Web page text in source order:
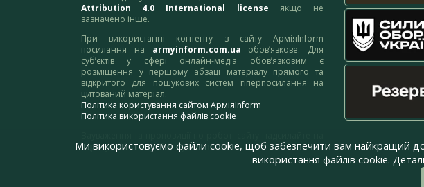
Attribution 4.0 International license якщо не
зазначено інше.
При використанні контенту з сайту АрміяInform
посилання на armyinform.com.ua обов’язкове. Для
суб’єктів у сфері онлайн-медіа обов’язковим є
розміщення у першому абзаці матеріалу прямого та
відкритого для пошукових систем гіперпосилання на
цитований матеріал.
Політика користування сайтом АрміяInform
Політика використання файлів cookie
адресу:webmaster@armyinform.com.ua
Ми використовуємо файли cookie, щоб забезпечити вам найкращий
використання файлів cookie.